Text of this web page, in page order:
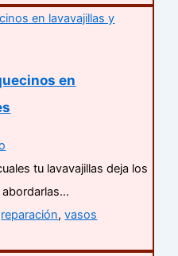
en
tu lavavajillas deja los
reparación,vasos